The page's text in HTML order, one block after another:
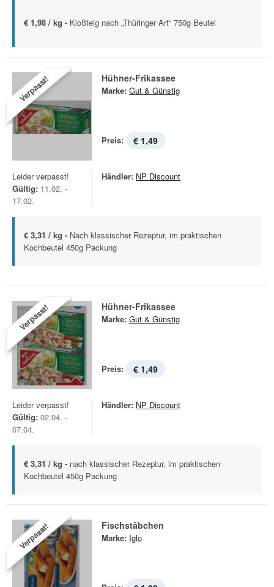
€ 1,98 / kg - Kloßteig nach „Thüringer Art“ 750g Beutel
Verpasst! Hühner-Frikassee
Marke: Gut & Günstig
Preis: € 1,49
Leider verpasst!
Gültig: 11.02. -
17.02.
Händler: NP Discount
€ 3,31 / kg - Nach klassischer Rezeptur, im praktischen
Kochbeutel 450g Packung
Verpasst! Hühner-Frikassee
Marke: Gut & Günstig
Preis: € 1,49
Leider verpasst!
Gültig: 02.04. -
07.04.
Händler: NP Discount
€ 3,31 / kg - nach klassischer Rezeptur, im praktischen
Kochbeutel 450g Packung
Verpasst! Fischstäbchen
Marke: Iglo